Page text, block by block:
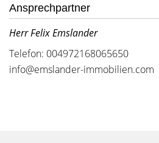
Ansprechpartner
Herr Felix Emslander
Telefon: 004972168065650
info@emslander-immobilien.com